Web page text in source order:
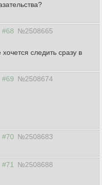
#68 №2508665
следить сразу в
#69 №2508674
#70 №2508683
#71
№2508688